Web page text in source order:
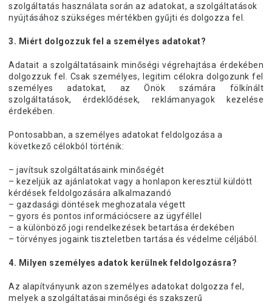
szolgáltatás használata során az adatokat, a szolgáltatások
nyújtásához szükséges mértékben gyűjti és dolgozza fel.
3. Miért dolgozzuk fel a személyes adatokat?
Adatait a szolgáltatásaink minőségi végrehajtása érdekében
dolgozzuk fel. Csak személyes, legitim célokra dolgozunk fel
személyes adatokat, az Önök számára fölkínált
szolgáltatások, érdeklődések, reklámanyagok kezelése
érdekében.
Pontosabban, a személyes adatokat feldolgozása a
következő célokból történik:
– javítsuk szolgáltatásaink minőségét
– kezeljük az ajánlatokat vagy a honlapon keresztül küldött
kérdések feldolgozására alkalmazandó
– gazdasági döntések meghozatala végett
– gyors és pontos információcsere az ügyféllel
– a különböző jogi rendelkezések betartása érdekében
– törvényes jogaink tiszteletben tartása és védelme céljából
4. Milyen személyes adatok kerülnek feldolgozásra?
Az alapítványunk azon személyes adatokat dolgozza fel,
melyek a szolgáltatásai minőségi és szakszerű